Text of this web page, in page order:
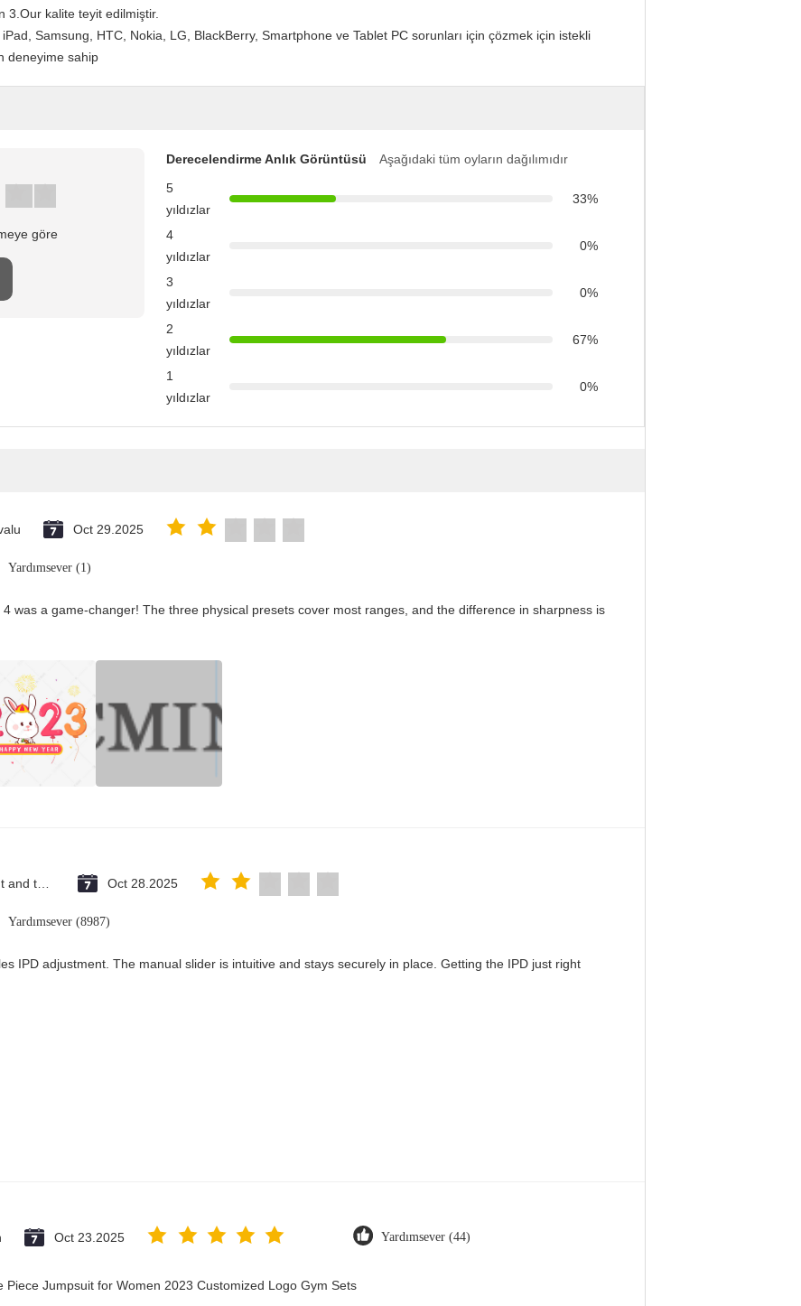
3.Our kalite teyit edilmiştir.
Samsung, HTC, Nokia, LG, BlackBerry, Smartphone ve Tablet PC sorunları için çözmek için istekli
deneyime sahip
göre
Derecelendirme Anlık Görüntüsü
Aşağıdaki tüm oyların dağılımıdır
5
yıldızlar
33%
4
yıldızlar
0%
3
yıldızlar
0%
2
yıldızlar
67%
1
yıldızlar
0%
Oct 29.2025
Yardımsever (1)
was a game-changer! The three physical presets cover most ranges, and the difference in sharpness is
Oct 28.2025
Yardımsever (8987)
IPD adjustment. The manual slider is intuitive and stays securely in place. Getting the IPD just right
Oct 23.2025 Yardımsever (44)
Piece Jumpsuit for Women 2023 Customized Logo Gym Sets